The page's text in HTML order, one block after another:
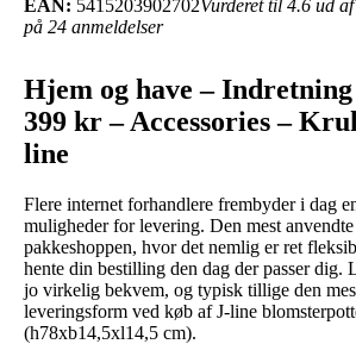
EAN: 5415203902702Vurderet til 4.6 ud
på 24 anmeldelser
Hjem og have –
399 kr – Accessories –
line
Flere internet forhandlere frembyder i dag
muligheder for levering. Den mest
pakkeshoppen, hvor det nemlig er ret
hente din bestilling den dag der passer dig.
jo virkelig bekvem, og typisk tillige den
leveringsform ved køb af J-line
(h78xb14,5xl14,5 cm).